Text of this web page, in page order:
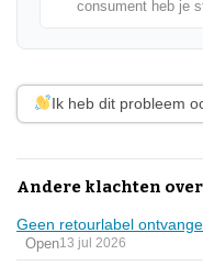
consument heb je
Ik heb dit probleem
Andere klachten
Geen retourlabel
Open13 jul 2026